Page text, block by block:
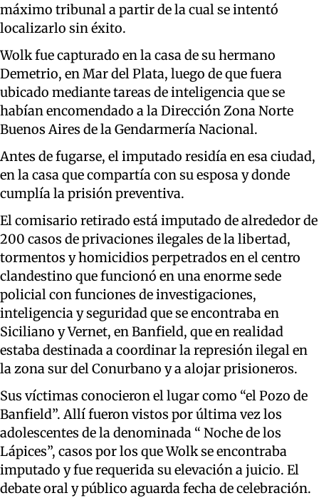
máximo tribunal a partir de la cual se intentó
localizarlo sin éxito.
Wolk fue capturado en la casa de su hermano
Demetrio, en Mar del Plata, luego de que fuera
ubicado mediante tareas de inteligencia que se
habían encomendado a la Dirección Zona Norte
Buenos Aires de la Gendarmería Nacional.
Antes de fugarse, el imputado residía en esa ciudad,
en la casa que compartía con su esposa y donde
cumplía la prisión preventiva.
El comisario retirado está imputado de alrededor de
200 casos de privaciones ilegales de la libertad,
tormentos y homicidios perpetrados en el centro
clandestino que funcionó en una enorme sede
policial con funciones de investigaciones,
inteligencia y seguridad que se encontraba en
Siciliano y Vernet, en Banfield, que en realidad
estaba destinada a coordinar la represión ilegal en
la zona sur del Conurbano y a alojar prisioneros.
Sus víctimas conocieron el lugar como “el Pozo de
Banfield”. Allí fueron vistos por última vez los
adolescentes de la denominada “ Noche de los
Lápices”, casos por los que Wolk se encontraba
imputado y fue requerida su elevación a juicio. El
debate oral y público aguarda fecha de celebración.